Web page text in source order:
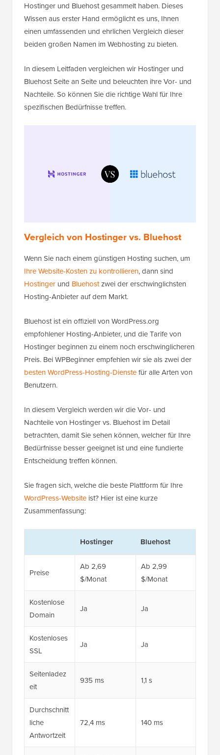
Hostinger und Bluehost gesammelt haben. Dieses
Wissen aus erster Hand ermöglicht es uns, Ihnen
einen umfassenden und ehrlichen Vergleich dieser
beiden großen Namen im Webhosting zu bieten.
In diesem Leitfaden vergleichen wir Hostinger und
Bluehost Seite an Seite und beleuchten ihre Vor- und
Nachteile. So können Sie die richtige Wahl für Ihre
spezifischen Bedürfnisse treffen.
Vergleich von Hostinger vs. Bluehost
Wenn Sie nach einem günstigen Hosting suchen, um
Ihre Website-Kosten zu kontrollieren, dann sind
Hostinger und Bluehostzwei der erschwinglichsten
Hosting-Anbieter auf dem Markt.
Bluehost ist ein offiziell von WordPress.org
empfohlener Hosting-Anbieter, und die Tarife von
Hostinger beginnen zu einem noch erschwinglicheren
Preis. Bei WPBeginner empfehlen wir sie als zwei der
besten WordPress-Hosting-Dienstefür alle Arten von
Benutzern.
In diesem Vergleich werden wir die Vor- und
Nachteile von Hostinger vs. Bluehost im Detail
betrachten, damit Sie sehen können, welcher für Ihre
Bedürfnisse besser geeignet ist und eine fundierte
Entscheidung treffen können.
Sie fragen sich, welche die beste Plattform für Ihre
WordPress-Website ist? Hier ist eine kurze
Zusammenfassung:
Hostinger Bluehost
Preise
Ab 2,69
$/Monat
Ab 2,99
$/Monat
Kostenlose
Domain
Ja Ja
Kostenloses
SSL
Ja Ja
Seitenladez
eit
935 ms 1,1 s
Durchschnitt
liche
Antwortzeit
72,4 ms 140 ms